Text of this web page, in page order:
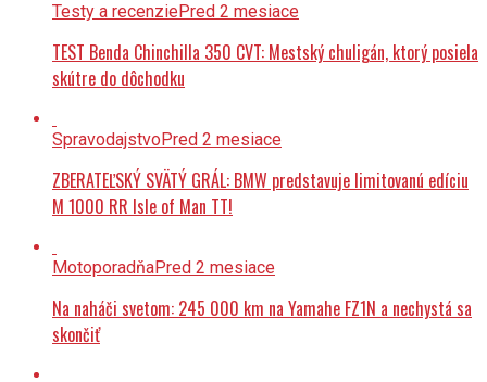
Testy a recenziePred 2 mesiace
TEST Benda Chinchilla 350 CVT: Mestský chuligán, ktorý posiela
skútre do dôchodku
SpravodajstvoPred 2 mesiace
ZBERATEĽSKÝ SVÄTÝ GRÁL: BMW predstavuje limitovanú edíciu
M 1000 RR Isle of Man TT!
MotoporadňaPred 2 mesiace
Na naháči svetom: 245 000 km na Yamahe FZ1N a nechystá sa
skončiť